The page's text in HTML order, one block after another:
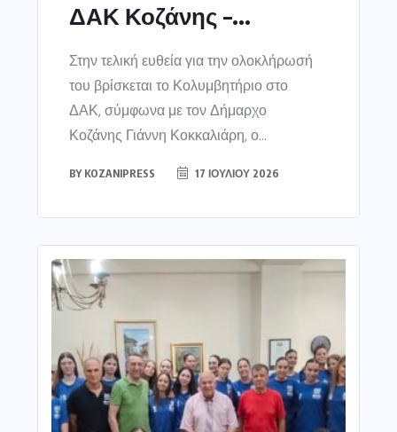
ΔΑΚ Κοζάνης –...
Στην τελική ευθεία για την ολοκλήρωσή
του βρίσκεται το Κολυμβητήριο στο
ΔΑΚ, σύμφωνα με τον Δήμαρχο
Κοζάνης Γιάννη Κοκκαλιάρη, ο...
BY KOZANIPRESS 17 ΙΟΥΛΊΟΥ 2026